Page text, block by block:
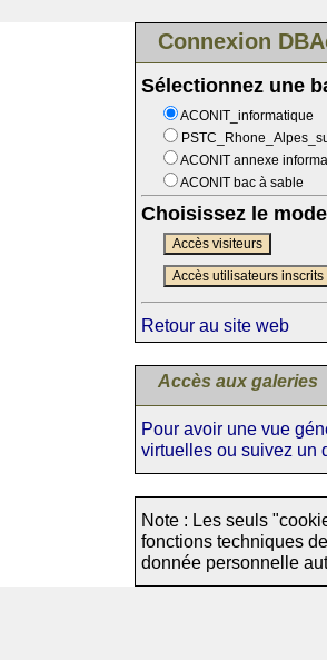
Connexion
Sélectionnez une
ACONIT_informatique
ACONIT annexe
ACONIT bac à sable
Choisissez le
Accès visiteurs
Accès utilisateurs inscrits
Retour au site web
Accès aux galeries
Pour avoir une vue
virtuelles ou suivez un
Note : Les seuls
fonctions techniques
donnée personnelle